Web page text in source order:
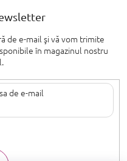
de e-mail şi vă vom trimite
în magazinul nostru